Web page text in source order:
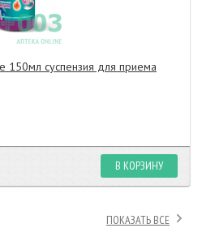
150мл суспензия для приема
В КОРЗИНУ
ПОКАЗАТЬ ВСЕ